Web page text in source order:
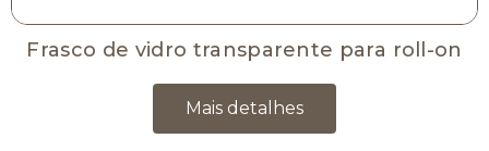
Frasco de vidro transparente para roll-on
Mais detalhes